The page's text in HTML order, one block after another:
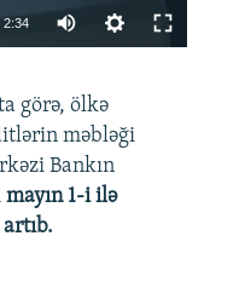
2:34
360p
480p
720p
görə, ölkə
məbləği
Bankın
mayın 1-i ilə